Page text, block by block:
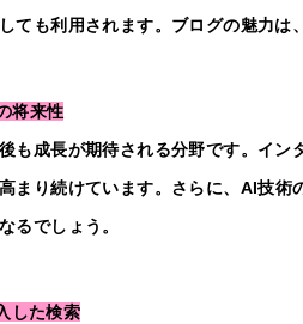
ても利用されます。ブログの魅力は
将来性
も成長が期待される分野です。イ
まり続けています。さらに、AI技
るでしょう。
した検索